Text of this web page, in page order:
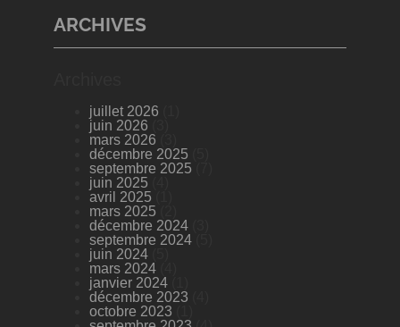
ARCHIVES
juillet 2026
juin 2026
mars 2026
décembre 2025
septembre 2025
juin 2025
avril 2025
mars 2025
décembre 2024
septembre 2024
juin 2024
mars 2024
janvier 2024
décembre 2023
octobre 2023